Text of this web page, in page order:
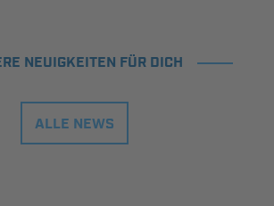
NEUIGKEITEN FÜR DICH
ALLE NEWS